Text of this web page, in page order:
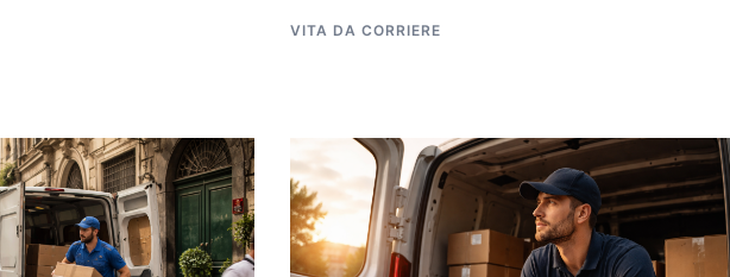
VITA DA CORRIERE